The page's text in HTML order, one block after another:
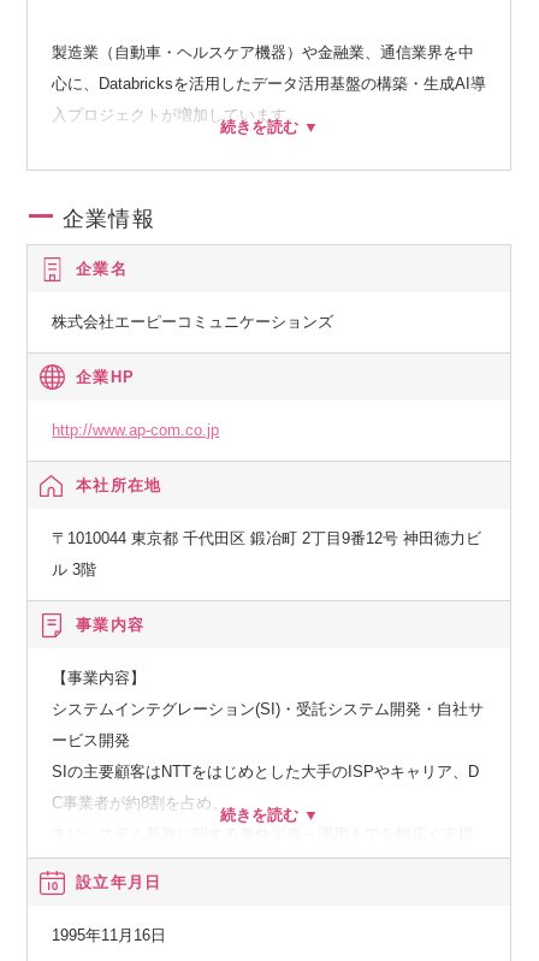
製造業（自動車・ヘルスケア機器）や金融業、通信業界を中
心に、Databricksを活用したデータ活用基盤の構築・生成AI導
入プロジェクトが増加しています。
グ分析基盤の構築とCI/CD整備
ョンの構築（RAG・OpenAI活用）
支援とデータパイプライン再構成
某化学メーカー様：AutoMLを用いた原材料価格の時系列予測
某家電メーカー様：TerraformによるDatabricks環境の再構築
とコスト最適化PoC
など
案件開始～2週間
計、構築（AzureやAWS）
・現状のデータの中身やフォーマットについてヒアリング
・Databricksを活用する計画について提案、データ内容や進め
方に関する意見交換
abricks環境の構築等）
・データ利活用に向けたデータ整形とプロセスの整備
企業情報
企業名
株式会社エーピーコミュニケーションズ
企業HP
http://www.ap-com.co.jp
本社所在地
〒1010044 東京都 千代田区 鍛冶町 2丁目9番12号 神田徳力ビ
ル 3階
事業内容
【事業内容】
システムインテグレーション(SI)・受託システム開発・自社サ
ービス開発
SIの主要顧客はNTTをはじめとした大手のISPやキャリア、D
C事業者が約8割を占め、
近年は次世代技術分野に関連する案件の引き合いが増えてい
ます。
設立年月日
1995年11月16日